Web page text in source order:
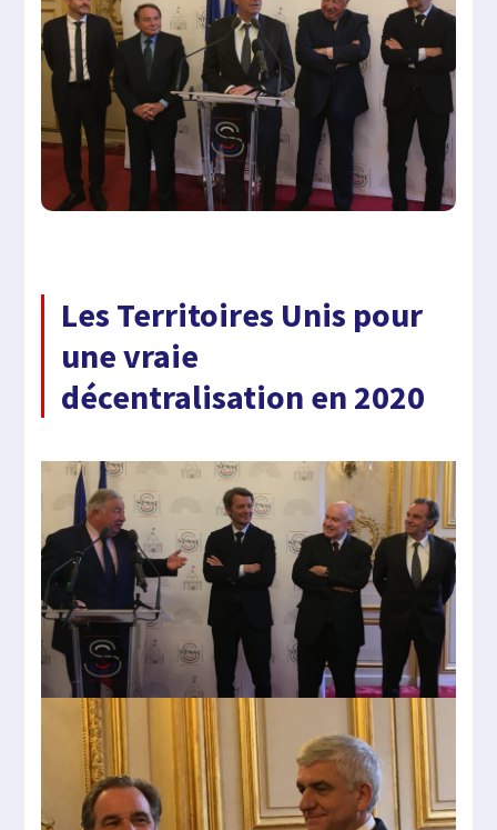
Les Territoires Unis pour
une vraie
décentralisation en 2020